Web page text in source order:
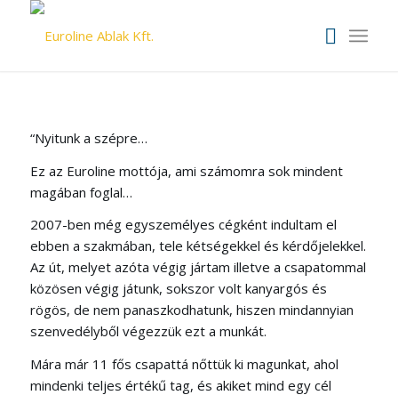
“Nyitunk a szépre…
Ez az Euroline mottója, ami számomra sok mindent
magában foglal…
2007-ben még egyszemélyes cégként indultam el
ebben a szakmában, tele kétségekkel és kérdőjelekkel.
Az út, melyet azóta végig jártam illetve a csapatommal
közösen végig játunk, sokszor volt kanyargós és
rögös, de nem panaszkodhatunk, hiszen mindannyian
szenvedélyből végezzük ezt a munkát.
Mára már 11 fős csapattá nőttük ki magunkat, ahol
mindenki teljes értékű tag, és akiket mind egy cél